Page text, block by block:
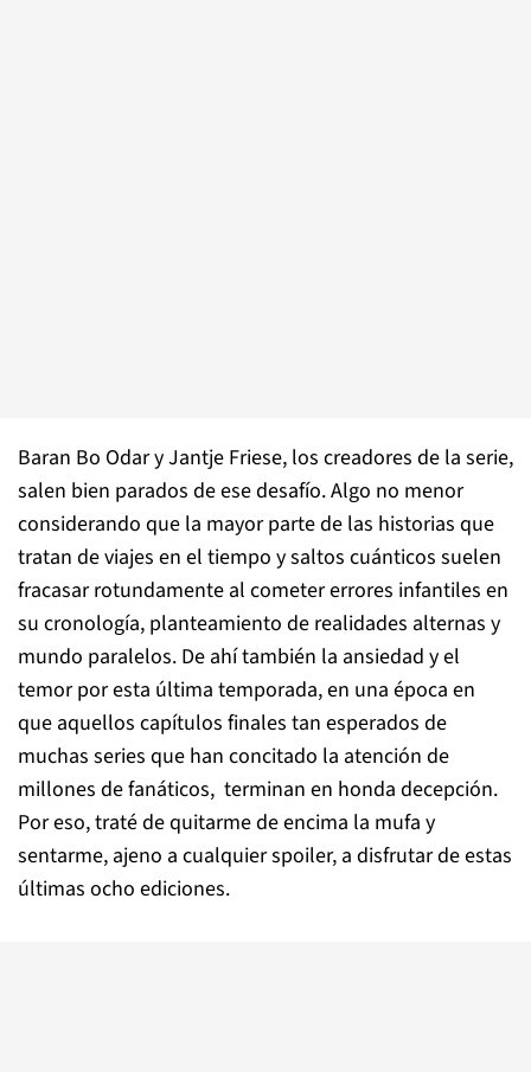
Baran Bo Odar y Jantje Friese, los creadores de la serie,
salen bien parados de ese desafío. Algo no menor
considerando que la mayor parte de las historias que
tratan de viajes en el tiempo y saltos cuánticos suelen
fracasar rotundamente al cometer errores infantiles en
su cronología, planteamiento de realidades alternas y
mundo paralelos. De ahí también la ansiedad y el
temor por esta última temporada, en una época en
que aquellos capítulos finales tan esperados de
muchas series que han concitado la atención de
millones de fanáticos, terminan en honda decepción.
Por eso, traté de quitarme de encima la mufa y
sentarme, ajeno a cualquier spoiler, a disfrutar de estas
últimas ocho ediciones.